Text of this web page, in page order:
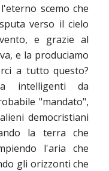
scemo che
verso il cielo
e grazie al
e la produciamo
a tutto questo?
intelligenti da
"mandato",
democristiani
la terra che
l'aria che
gli orizzonti che